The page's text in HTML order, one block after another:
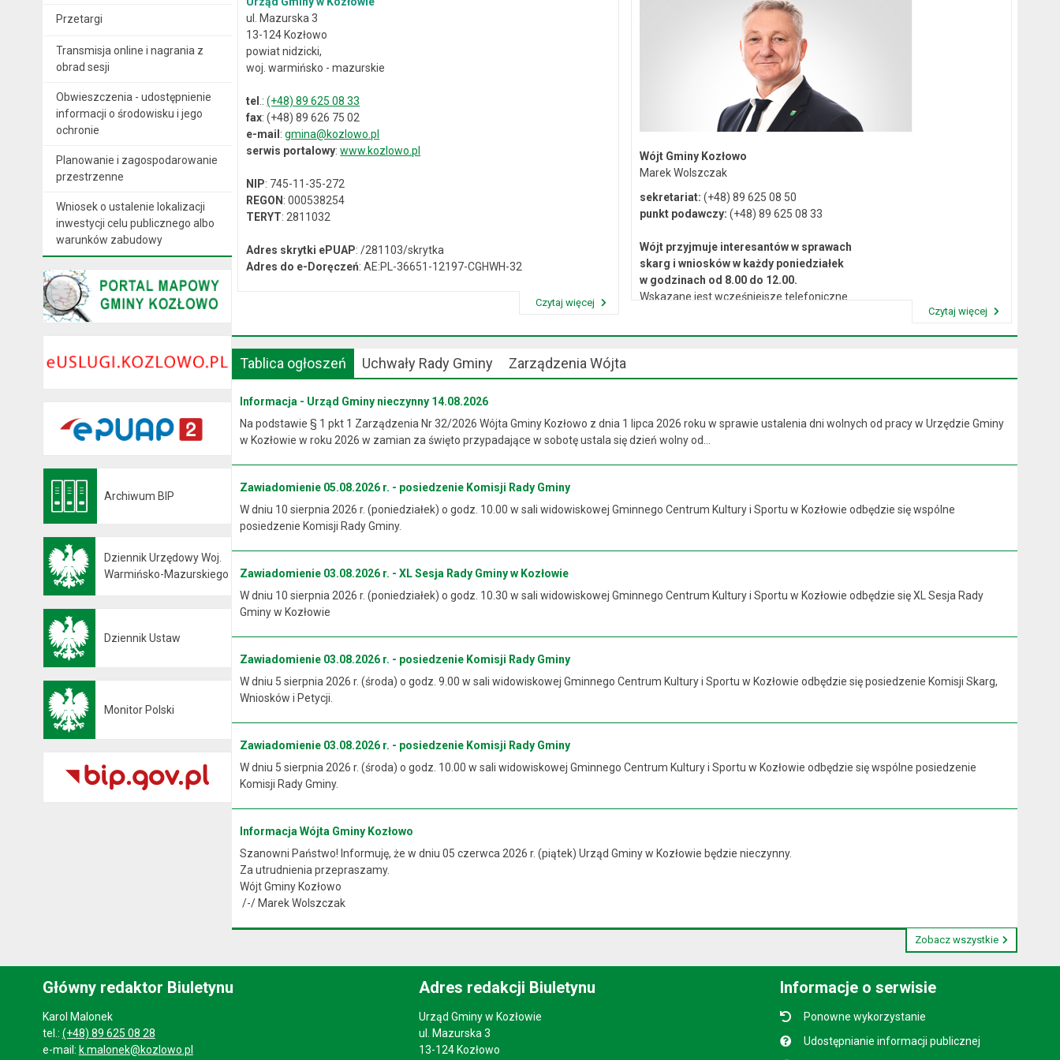
Przetargi
Transmisja online i nagrania z
obrad sesji
Obwieszczenia - udostępnienie
informacji o środowisku i jego
ochronie
Planowanie i zagospodarowanie
przestrzenne
Wniosek o ustalenie lokalizacji
inwestycji celu publicznego albo
warunków zabudowy
Archiwum BIP
Dziennik Urzędowy Woj.
Warmińsko-Mazurskiego
Dziennik Ustaw
Monitor Polski
ul. Mazurska 3
13-124 Kozłowo
powiat nidzicki,
woj. warmińsko - mazurskie
tel .:(+48) 89 625 08 33
fax: (+48) 89 626 75 02
e-mail :gmina@kozlowo.pl
serwis portalowy:www.kozlowo.pl
NIP: 745-11-35-272
REGON : 000538254
TERYT: 2811032
Adres skrytki ePUAP: /281103/skrytka
Adres do e-Doręczeń: AE:PL-36651-12197-CGHWH-32
Czytaj więcej
Wójt Gminy Kozłowo
Marek Wolszczak
sekretariat: (+48) 89 625 08 50
punkt podawczy: (+48) 89 625 08 33
Wójt przyjmuje interesantów w sprawach
skarg i wniosków w każdy poniedziałek
w godzinach od 8.00 do 12.00.
Wskazane jest wcześniejsze telefoniczne
Czytaj więcej
Tablica ogłoszeń Uchwały Rady Gminy Zarządzenia Wójta
Informacja - Urząd Gminy nieczynny 14.08.2026
Na podstawie § 1 pkt 1 Zarządzenia Nr 32/2026 Wójta Gminy Kozłowo z dnia 1 lipca 2026 roku w sprawie ustalenia dni wolnych od pracy w Urzędzie Gminy
w Kozłowie w roku 2026 w zamian za święto przypadające w sobotę ustala się dzień wolny od...
Zawiadomienie 05.08.2026 r. - posiedzenie Komisji Rady Gminy
W dniu 10 sierpnia 2026 r. (poniedziałek) o godz. 10.00 w sali widowiskowej Gminnego Centrum Kultury i Sportu w Kozłowie odbędzie się wspólne
posiedzenie Komisji Rady Gminy.
Zawiadomienie 03.08.2026 r. - XL Sesja Rady Gminy w Kozłowie
W dniu 10 sierpnia 2026 r. (poniedziałek) o godz. 10.30 w sali widowiskowej Gminnego Centrum Kultury i Sportu w Kozłowie odbędzie się XL Sesja Rady
Gminy w Kozłowie
Zawiadomienie 03.08.2026 r. - posiedzenie Komisji Rady Gminy
W dniu 5 sierpnia 2026 r. (środa) o godz. 9.00 w sali widowiskowej Gminnego Centrum Kultury i Sportu w Kozłowie odbędzie się posiedzenie Komisji Skarg,
Wniosków i Petycji.
Zawiadomienie 03.08.2026 r. - posiedzenie Komisji Rady Gminy
W dniu 5 sierpnia 2026 r. (środa) o godz. 10.00 w sali widowiskowej Gminnego Centrum Kultury i Sportu w Kozłowie odbędzie się wspólne posiedzenie
Komisji Rady Gminy.
Informacja Wójta Gminy Kozłowo
Szanowni Państwo! Informuję, że w dniu 05 czerwca 2026 r. (piątek) Urząd Gminy w Kozłowie będzie nieczynny.
Za utrudnienia przepraszamy.
Wójt Gminy Kozłowo
/-/ Marek Wolszczak
Zobacz wszystkie
Główny redaktor Biuletynu
Karol Malonek
tel.: (+48) 89 625 08 28
e-mail: k.malonek@kozlowo.pl
Adres redakcji Biuletynu
Urząd Gminy w Kozłowie
ul. Mazurska 3
13-124 Kozłowo
Informacje o serwisie
Ponowne wykorzystanie
Udostępnianie informacji publicznej